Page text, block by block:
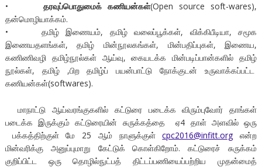
•தரவுப்பொதுமைக் கணியன்கள்(Open source soft-wares),
தன்மொழியாக்கம்.
• தமிழ் இணையம், தமிழ் வலைப்பூக்கள், விக்கிபீடியா, சமூக
இணையதளங்கள், தமிழ் மின்நூலகங்கள், மின்பதிப்புகள், இணைய,
கணிணிவழி தமிழ்நூல்கள் ஆய்வு, கையடக்க மின்படிப்பான்களில் தமிழ்
நூல்கள், தமிழ் ,பிற தமிழ்ப் பயன்பாட்டு நோக்குடன் உருவாக்கப்பட்ட
கணியன்கள்(softwares).
மாநாட்டு ஆய்வரங்குகளில் கட்டுரை படைக்க விரும்புவோர் தாங்கள்
படைக்க இருக்கும் கட்டுரையின் சுருக்கத்தை ஏ4 தாள் அளவில் ஒரு
பக்கத்திற்குள் மே 25 ஆம் நாளுக்குள்cpc2016@infitt.org என்ற
மின்வரிக்கு அனுப்புமாறு கேட்டுக் கொள்கிறோம். கட்டுரைச் சுருக்கம்
குறிப்பிட்ட ஒரு தொழில்நுட்பத் திட்டப்பணியைப்பற்றிய முதன்மைத்